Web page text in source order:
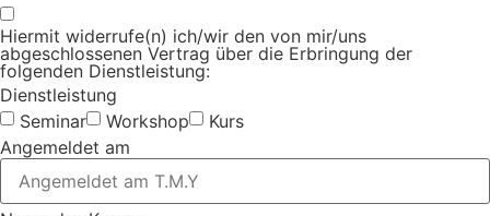
Hiermit widerrufe(n) ich/wir den von mir/uns
abgeschlossenen Vertrag über die Erbringung der
folgenden Dienstleistung:
Dienstleistung
Seminar
Workshop
Kurs
Angemeldet am